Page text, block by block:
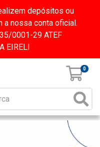
depósitos ou
a nossa conta oficial.
0001-29 ATEF
EIRELI
0